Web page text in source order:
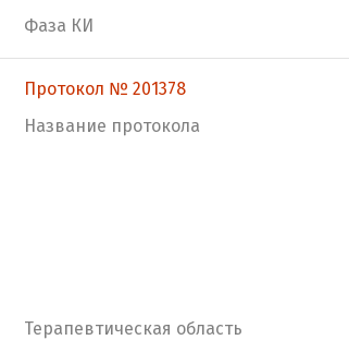
Фаза КИ
Протокол № 201378
Название протокола
Терапевтическая область